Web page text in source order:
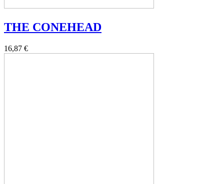
THE CONEHEAD
16,87 €